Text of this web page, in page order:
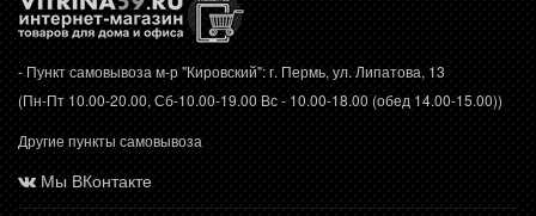
- Пункт самовывоза м-р "Кировский": г. Пермь, ул. Липатова, 13
(Пн-Пт 10.00-20.00, Сб-10.00-19.00 Вс - 10.00-18.00 (обед 14.00-15.00))
Другие пункты самовывоза
Мы ВКонтакте